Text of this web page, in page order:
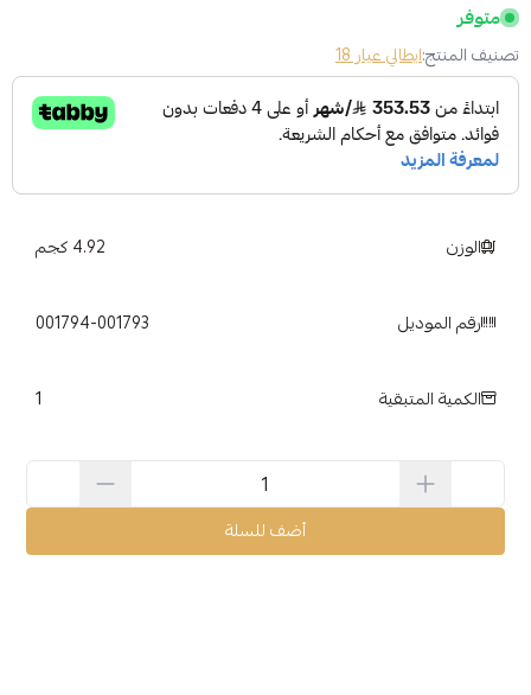
متوفر
تصنيف المنتج:ايطالي عيار 18
الوزن 4.92 كجم
رقم الموديل 001794-001793
الكمية المتبقية 1
أضف للسلة